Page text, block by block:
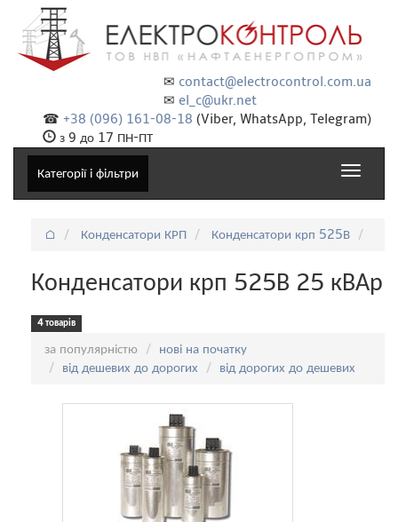
✉ contact@electrocontrol.com.ua
✉ el_c@ukr.net
☎ +38 (096) 161-08-18 (Viber, WhatsApp, Telegram)
з 9 до 17 ПН-ПТ
Категорії і фільтри
Toggle
⌂ Конденсатори КРП Конденсатори крп 525В
Конденсатори крп 525В 25 кВАр
4 товарів
за популярністю
нові на початку
від дешевих до дорогих
від дорогих до дешевих